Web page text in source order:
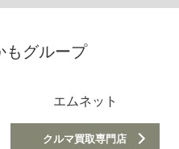
もグループ
エムネット
クルマ買取専門店